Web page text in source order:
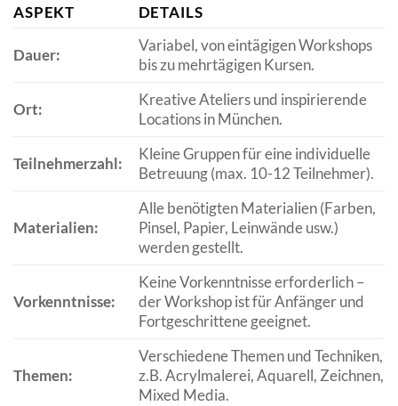
ASPEKT DETAILS
Dauer:
Variabel, von eintägigen Workshops
bis zu mehrtägigen Kursen.
Ort:
Kreative Ateliers und inspirierende
Locations in München.
Teilnehmerzahl:
Kleine Gruppen für eine individuelle
Betreuung (max. 10-12 Teilnehmer).
Materialien:
Alle benötigten Materialien (Farben,
Pinsel, Papier, Leinwände usw.)
werden gestellt.
Vorkenntnisse:
Keine Vorkenntnisse erforderlich –
der Workshop ist für Anfänger und
Fortgeschrittene geeignet.
Themen:
Verschiedene Themen und Techniken,
z.B. Acrylmalerei, Aquarell, Zeichnen,
Mixed Media.